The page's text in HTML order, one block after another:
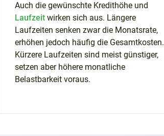
Auch die gewünschte Kredithöhe und
Laufzeit wirken sich aus. Längere
Laufzeiten senken zwar die Monatsrate,
erhöhen jedoch häufig die Gesamtkosten.
Kürzere Laufzeiten sind meist günstiger,
setzen aber höhere monatliche
Belastbarkeit voraus.